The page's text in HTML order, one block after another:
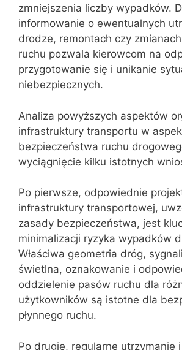
zmniejszenia liczby wypadków.
informowanie o ewentualnych
drodze, remontach czy
ruchu pozwala kierowcom na
przygotowanie się i unikanie
niebezpiecznych.
Analiza powyższych aspektów
infrastruktury transportu w
bezpieczeństwa ruchu
wyciągnięcie kilku istotnych
Po pierwsze, odpowiednie
infrastruktury transportowej,
zasady bezpieczeństwa, jest
minimalizacji ryzyka wypadków
Właściwa geometria dróg,
świetlna, oznakowanie i
oddzielenie pasów ruchu dla
użytkowników są istotne dla
płynnego ruchu.
Po drugie, regularne utrzymanie